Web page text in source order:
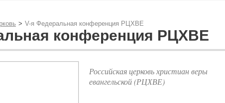
> V-я Федеральная конференция РЦХВЕ
конференция РЦХВЕ
Российская церковь христиан веры
евангельской (РЦХВЕ)